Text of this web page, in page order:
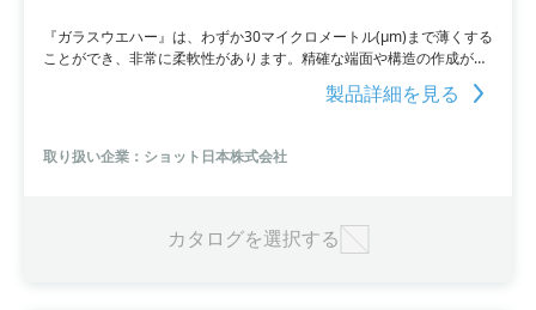
『ガラスウエハー』は、わずか30マイクロメートル(μm)まで薄くする
ことができ、非常に柔軟性があります。精確な端面や構造の作成が可
能であり、診断機器の進歩に大きく貢献します。基板素材は透過率が
製品詳細を見る
取り扱い企業：ショット日本株式会社
カタログを選択する